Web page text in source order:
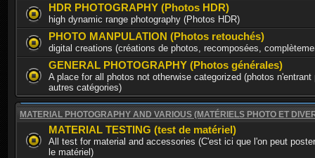
HDR PHOTOGRAPHY (Photos HDR)
high dynamic range photography (Photos HDR)
PHOTO MANPULATION (Photos retouchés)
digital creations (créations de photos, recomposées,
GENERAL PHOTOGRAPHY (Photos générales)
A place for all photos not otherwise categorized (photos
autres catégories)
MATERIAL PHOTOGRAPHY AND VARIOUS (MATÉRIELS PHOTO ET
MATERIAL TESTING (test de matériel)
All test for material and accessories (C'est ici que l'on peut
le matériel)